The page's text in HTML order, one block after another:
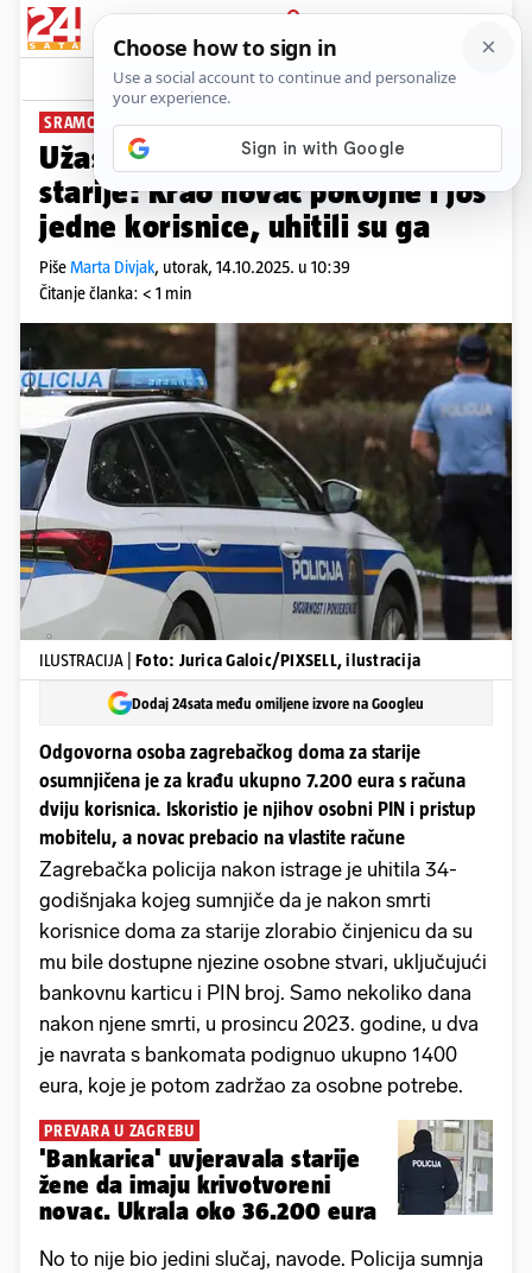
PRIJAVA
News Komentari
SRAMOTA
Užas u zagrebačkom domu za
starije: Krao novac pokojne i još
jedne korisnice, uhitili su ga
PišeMarta Divjak, utorak, 14.10.2025. u 10:39
Čitanje članka: < 1 min
ILUSTRACIJA | Foto: Jurica Galoic/PIXSELL, ilustracija
Dodaj 24sata među omiljene izvore na Googleu
Odgovorna osoba zagrebačkog doma za starije
osumnjičena je za krađu ukupno 7.200 eura s računa
dviju korisnica. Iskoristio je njihov osobni PIN i pristup
mobitelu, a novac prebacio na vlastite račune
Zagrebačka policija nakon istrage je uhitila 34-
godišnjaka kojeg sumnjiče da je nakon smrti
korisnice doma za starije zlorabio činjenicu da su
mu bile dostupne njezine osobne stvari, uključujući
bankovnu karticu i PIN broj. Samo nekoliko dana
nakon njene smrti, u prosincu 2023. godine, u dva
je navrata s bankomata podignuo ukupno 1400
eura, koje je potom zadržao za osobne potrebe.
PREVARA U ZAGREBU
'Bankarica' uvjeravala starije
žene da imaju krivotvoreni
novac. Ukrala oko 36.200 eura
No to nije bio jedini slučaj, navode. Policija sumnja